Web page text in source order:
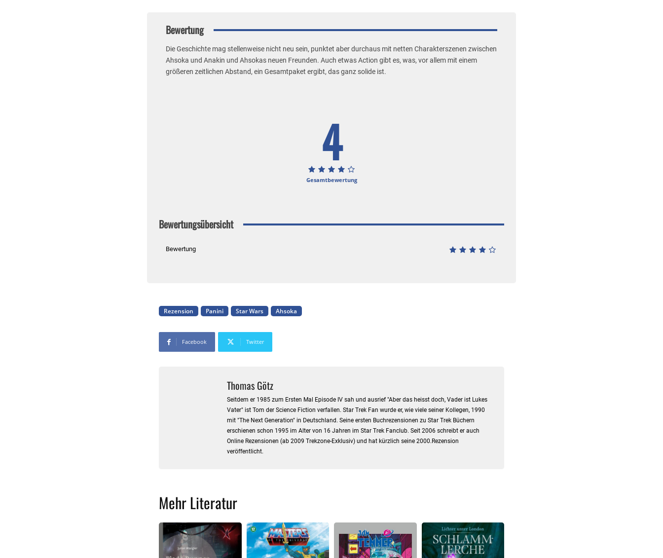
Bewertung
Die Geschichte mag stellenweise nicht neu sein, punktet aber durchaus mit netten Charakterszenen zwischen
Ahsoka und Anakin und Ahsokas neuen Freunden. Auch etwas Action gibt es, was, vor allem mit einem
größeren zeitlichen Abstand, ein Gesamtpaket ergibt, das ganz solide ist.
4
Gesamtbewertung
Bewertungsübersicht
Bewertung
Rezension Panini Star Wars Ahsoka
Facebook Twitter
Thomas Götz
Seitdem er 1985 zum Ersten Mal Episode IV sah und ausrief "Aber das heisst doch, Vader ist Lukes
Vater" ist Tom der Science Fiction verfallen. Star Trek Fan wurde er, wie viele seiner Kollegen, 1990
mit "The Next Generation" in Deutschland. Seine ersten Buchrezensionen zu Star Trek Büchern
erschienen schon 1995 im Alter von 16 Jahren im Star Trek Fanclub. Seit 2006 schreibt er auch
Online Rezensionen (ab 2009 Trekzone-Exklusiv) und hat kürzlich seine 2000.Rezension
veröffentlicht.
Mehr Literatur